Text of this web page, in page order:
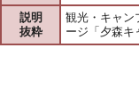
説明
抜粋
観光・キャン
ージ「夕森キ